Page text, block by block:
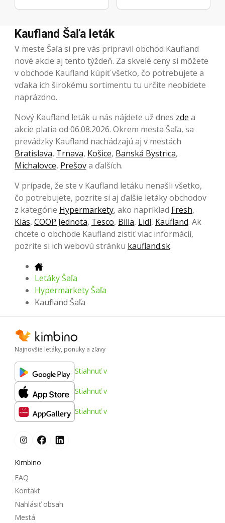
Kaufland Šaľa leták
V meste Šaľa si pre vás pripravil obchod Kaufland
nové akcie aj tento týždeň. Za skvelé ceny si môžete
v obchode Kaufland kúpiť všetko, čo potrebujete a
vďaka ich širokému sortimentu tu určite neobídete
naprázdno.
Nový Kaufland leták u nás nájdete už dnes zde a
akcie platia od 06.08.2026. Okrem mesta Šaľa, sa
prevádzky Kaufland nachádzajú aj v mestách
Bratislava, Trnava, Košice, Banská Bystrica,
Michalovce, Prešova ďalších.
V prípade, že ste v Kaufland letáku nenašli všetko,
čo potrebujete, pozrite si aj ďalšie letáky obchodov
z kategórie Hypermarkety, ako napríklad Fresh,
Klas, COOP Jednota, Tesco, Billa, Lidl, Kaufland. Ak
chcete o obchode Kaufland zistiť viac informácií,
pozrite si ich webovú stránku kaufland.sk.
Letáky Šaľa
Hypermarkety Šaľa
Kaufland Šaľa
Najnovšie letáky, ponuky a zľavy
Stiahnuť v
Stiahnuť v
Stiahnuť v
Kimbino
FAQ
Kontakt
Nahlásiť obsah
Mestá